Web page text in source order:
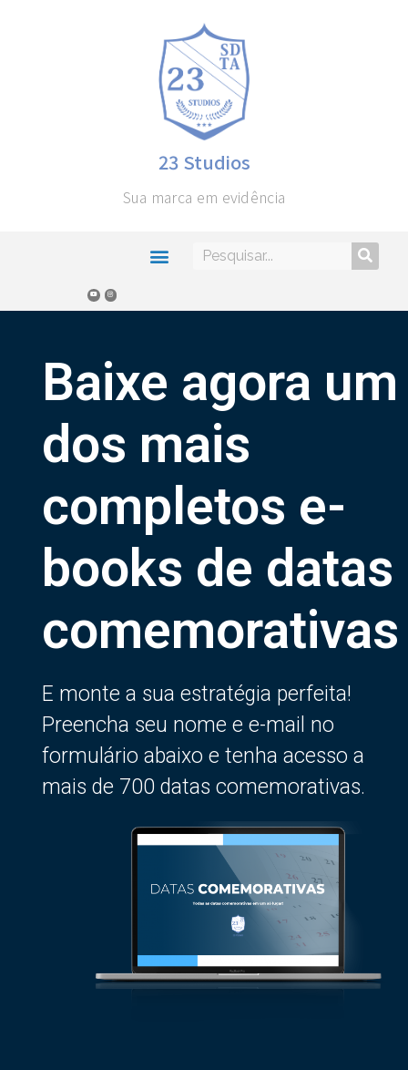
23 Studios
Sua marca em evidência
Baixe agora um
dos mais
completos e-
books de datas
comemorativas
E monte a sua estratégia perfeita!
Preencha seu nome e e-mail no
formulário abaixo e tenha acesso a
mais de 700 datas comemorativas.